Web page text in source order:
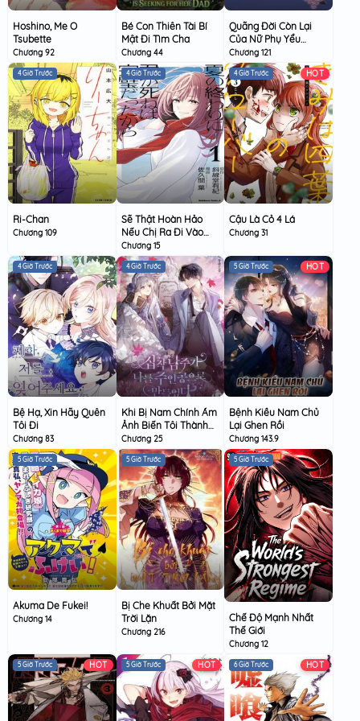
Hoshino, Me O
Tsubette
Chương 92
Bé Con Thiên Tài Bí
Mật Đi Tìm Cha
Chương 44
Quãng Đời Còn Lại
Của Nữ Phụ Yểu
Mệnh
Chương 121
4 Giờ Trước
Ri-Chan
Chương 109
4 Giờ Trước
Sẽ Thật Hoàn Hảo
Nếu Chị Ra Đi Vào
Lúc Hạ Tàn
Chương 15
4 Giờ Trước HOT
Cậu Là Cỏ 4 Lá
Chương 31
4 Giờ Trước
Bệ Hạ, Xin Hãy Quên
Tôi Đi
Chương 83
4 Giờ Trước
Khi Bị Nam Chính Ám
Ảnh Biến Tôi Thành
Nữ Chính
Chương 25
5 Giờ Trước HOT
Bệnh Kiều Nam Chủ
Lại Ghen Rồi
Chương 143.9
5 Giờ Trước
Akuma De Fukei!
Chương 14
5 Giờ Trước
Bị Che Khuất Bởi Mặt
Trời Lặn
Chương 216
5 Giờ Trước
Chế Độ Mạnh Nhất
Thế Giới
Chương 12
5 Giờ Trước HOT 5 Giờ Trước HOT 6 Giờ Trước HOT